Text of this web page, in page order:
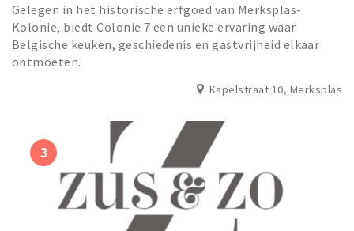
Gelegen in het historische erfgoed van Merksplas-
Kolonie, biedt Colonie 7 een unieke ervaring waar
Belgische keuken, geschiedenis en gastvrijheid elkaar
ontmoeten.
Kapelstraat 10, Merksplas